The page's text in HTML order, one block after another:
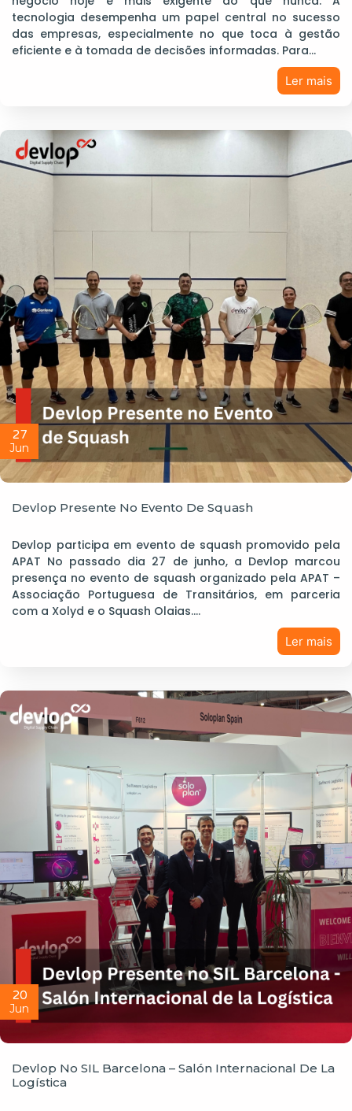
tecnologia desempenha um papel central no sucesso
das empresas, especialmente no que toca à gestão
eficiente e à tomada de decisões informadas. Para…
Ler mais
27
Jun
Devlop Presente No Evento De Squash
Devlop participa em evento de squash promovido pela
APAT No passado dia 27 de junho, a Devlop marcou
presença no evento de squash organizado pela APAT –
Associação Portuguesa de Transitários, em parceria
com a Xolyd e o Squash Olaias.…
Ler mais
20
Jun
Devlop No SIL Barcelona – Salón Internacional De La
Logística